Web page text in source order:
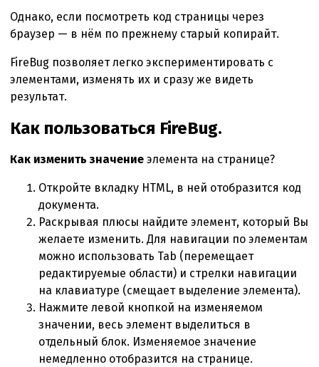
Однако, если посмотреть код страницы через
браузер — в нём по прежнему старый копирайт.
FireBug позволяет легко экспериментировать с
элементами, изменять их и сразу же видеть
результат.
Как пользоваться FireBug.
Как изменить значение элемента на странице?
Откройте вкладку HTML, в ней отобразится код
документа.
Раскрывая плюсы найдите элемент, который Вы
желаете изменить. Для навигации по элементам
можно использовать Tab (перемещает
редактируемые области) и стрелки навигации
на клавиатуре (смещает выделение элемента).
Нажмите левой кнопкой на изменяемом
значении, весь элемент выделиться в
отдельный блок. Изменяемое значение
немедленно отобразится на странице.